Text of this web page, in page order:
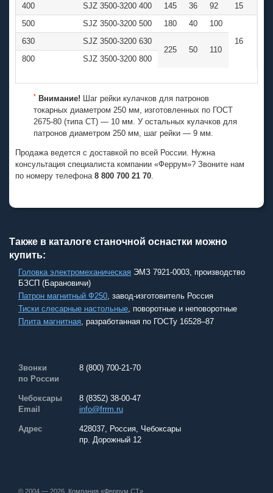
400
SJZ 3500-3200 400 145 36 92 15
500 SJZ 3500-3200 500 180 40
100
16
630
SJZ 3500-3200 630
225
50
110
800
SJZ 3500-3200 800
* Внимание! Шаг рейки кулачков для патронов
токарных диаметром 250 мм, изготовленных по ГОСТ
2675-80 (типа СТ) — 10 мм. У остальных кулачков для
патронов диаметром 250 мм, шаг рейки — 9 мм.
Продажа ведется с доставкой по всей России. Нужна
консультация специалиста компании «Феррум»? Звоните нам
по номеру телефона 8 800 700 21 70
Также в каталоге станочной оснастки можно
купить:
Головка электромеханическая ЭМЗ 7921-0003, производство
БЗСП (Барановичи)
Патрон магнитный Ф250 , завод-изготовитель Россия
Тиски слесарные настольные , поворотные и неповоротные
Плита магнитная , разработанная по ГОСТу 16528–87
Звонки
по России
8 (800) 700-21-70
Чебоксары
8 (8352) 38-00-47
Email
info@frrm.ru
Адрес
428037, Россия, Чебоксары
пр. Дорожный 12
© 2004 — 2026, Компания «Феррум СТ»